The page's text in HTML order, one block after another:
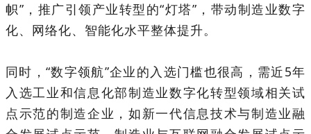
帜”，推广引领产业转型的“灯塔”，带动制造业数字
化、网络化、智能化水平整体提升。
同时，“数字领航”企业的入选门槛也很高，需近5年
入选工业和信息化部制造业数字化转型领域相关试
点示范的制造企业，如新一代信息技术与制造业融